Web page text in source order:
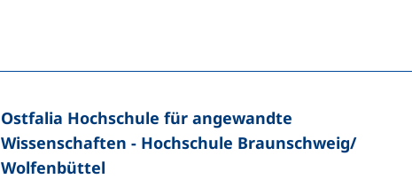
Ostfalia Hochschule für angewandte
Wissenschaften - Hochschule Braunschweig/​
Wolfenbüttel